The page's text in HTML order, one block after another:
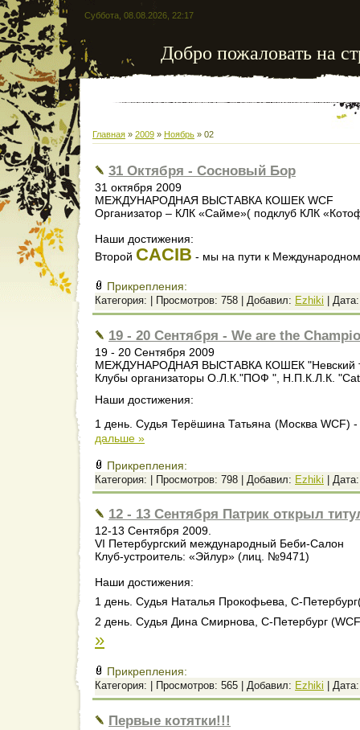
Суббота, 08.08.2026, 22:17
Добро пожаловать на
Главная » 2009 » Ноябрь » 02
31 Октября - Сосновый Бор
31 октября 2009
МЕЖДУНАРОДНАЯ ВЫСТАВКА КОШЕК WCF
Организатор – КЛК «Сайме»( подклуб КЛК
Наши достижения:
Второй CACIB - мы на пути к
Прикрепления:
Категория: | Просмотров: 758 | Добавил: Ezhiki |
19 - 20 Сентября - We are the
19 - 20 Сентября 2009
МЕЖДУНАРОДНАЯ ВЫСТАВКА КОШЕК "Невский
Клубы организаторы О.Л.К."ПОФ ", Н.П.К.Л.К.
Наши достижения:
1 день. Судья Терёшина Татьяна (Москва WCF)
дальше »
Прикрепления:
Категория: | Просмотров: 798 | Добавил: Ezhiki |
12 - 13 Сентября Патрик открыл
12-13 Сентября 2009.
VI Петербургский международный Бeби-Салон
Клуб-устроитель: «Эйлур» (лиц. №9471)
Наши достижения:
1 день. Судья Наталья Прокофьева, С-
2 день. Судья Дина Смирнова, С-Петербург
»
Прикрепления:
Категория: | Просмотров: 565 | Добавил: Ezhiki |
Первые котятки!!!